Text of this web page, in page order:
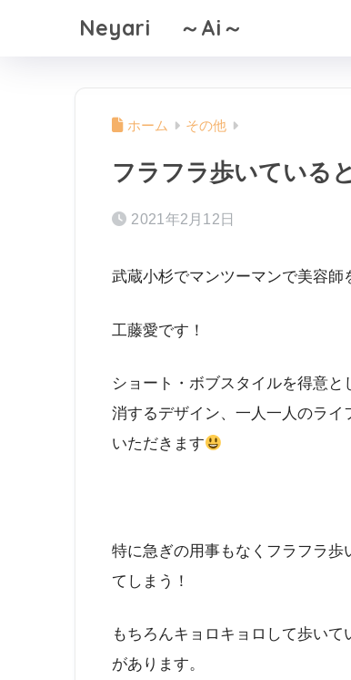
Neyari ～Ai～
ホーム その他
フラフラ歩いている
2021年2月12日
武蔵小杉でマンツーマンで美容師
工藤愛です！
ショート・ボブスタイルを得意
消するデザイン、一人一人のラ
いただきます
特に急ぎの用事もなくフラフラ
てしまう！
もちろんキョロキョロして歩い
があります。